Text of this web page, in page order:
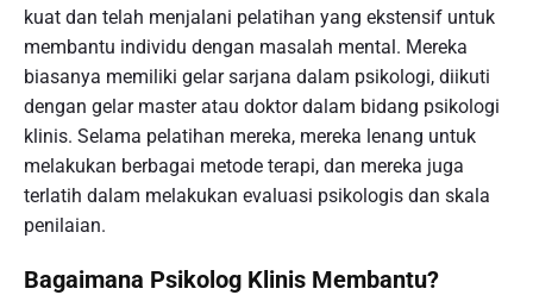
kuat dan telah menjalani pelatihan yang ekstensif untuk
membantu individu dengan masalah mental. Mereka
biasanya memiliki gelar sarjana dalam psikologi, diikuti
dengan gelar master atau doktor dalam bidang psikologi
klinis. Selama pelatihan mereka, mereka lenang untuk
melakukan berbagai metode terapi, dan mereka juga
terlatih dalam melakukan evaluasi psikologis dan skala
penilaian.
Bagaimana Psikolog Klinis Membantu?